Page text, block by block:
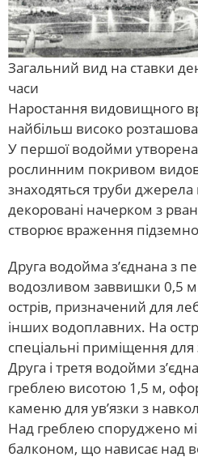
Загальний вид на ставки
часи
Наростання видовищного
найбільш високо
У першої водойми
рослинним покривом видова
знаходяться труби
декоровані начерком з
створює враження
Друга водойма з’єднана з
водозливом заввишки 0,5
острів, призначений для
інших водоплавних. На
спеціальні приміщення для
Друга і третя водойми
греблею висотою 1,5 м,
каменю для ув’язки з
Над греблею споруджено
балконом, що нависає над